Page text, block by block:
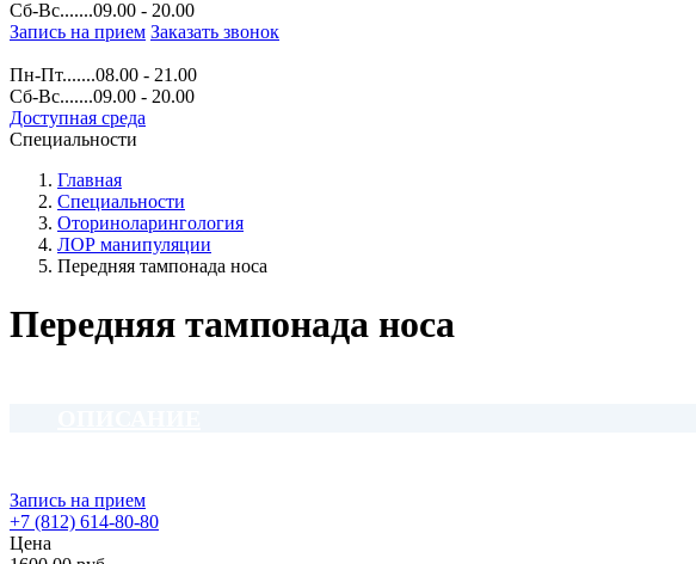
Сб-Вс.......09.00 - 20.00
Запись на прием Заказать звонок
Пн-Пт.......08.00 - 21.00
Сб-Вс.......09.00 - 20.00
Доступная среда
Специальности
Главная
Специальности
Оториноларингология
ЛОР манипуляции
Передняя тампонада носа
Передняя тампонада носа
Запись на прием
+7 (812) 614-80-80
Цена